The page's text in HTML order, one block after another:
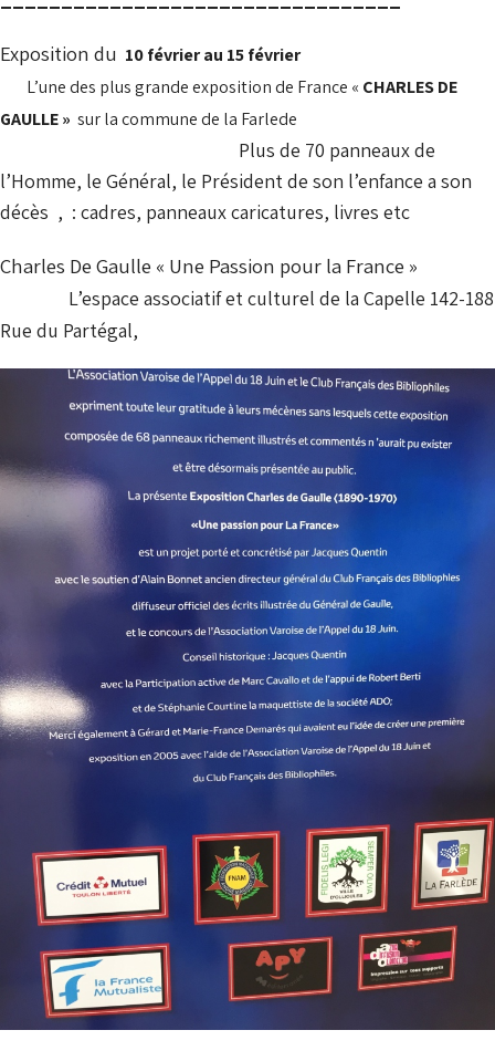
Exposition du 10 février au 15 février
L’une des plus grande exposition de France « CHARLES DE
GAULLE » sur la commune de la Farlede
Plus de 70 panneaux de
l’Homme, le Général, le Président de son l’enfance a son
décès , : cadres, panneaux caricatures, livres etc
Charles De Gaulle « Une Passion pour la France »
L’espace associatif et culturel de la Capelle 142-188
Rue du Partégal,